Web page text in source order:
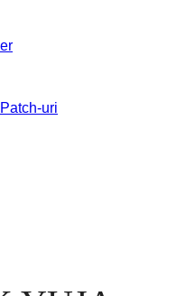
uri